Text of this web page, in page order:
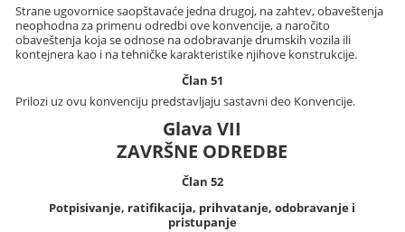
Strane ugovornice saopštavaće jedna drugoj, na zahtev, obaveštenja
neophodna za primenu odredbi ove konvencije, a naročito
obaveštenja koja se odnose na odobravanje drumskih vozila ili
kontejnera kao i na tehničke karakteristike njihove konstrukcije.
Član 51
Prilozi uz ovu konvenciju predstavljaju sastavni deo Konvencije.
Glava VII
ZAVRŠNE ODREDBE
Član 52
Potpisivanje, ratifikacija, prihvatanje, odobravanje i
pristupanje